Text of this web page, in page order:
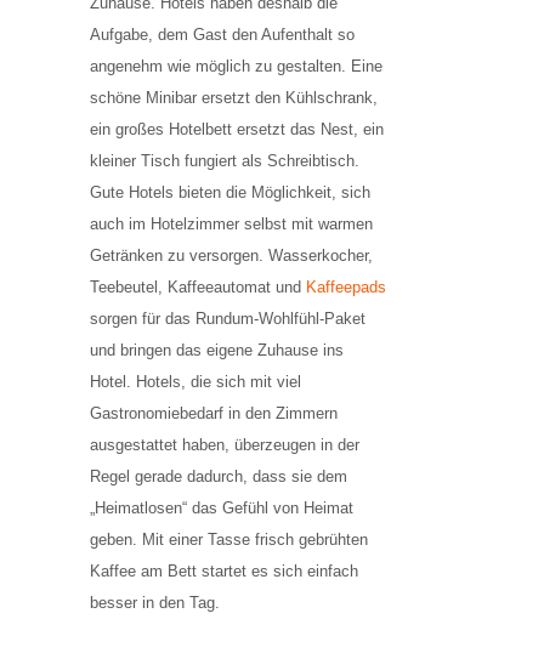
Aufgabe, dem Gast den Aufenthalt so
angenehm wie möglich zu gestalten. Eine
schöne Minibar ersetzt den Kühlschrank,
ein großes Hotelbett ersetzt das Nest, ein
kleiner Tisch fungiert als Schreibtisch.
Gute Hotels bieten die Möglichkeit, sich
auch im Hotelzimmer selbst mit warmen
Getränken zu versorgen. Wasserkocher,
Teebeutel, Kaffeeautomat und Kaffeepads
sorgen für das Rundum-Wohlfühl-Paket
und bringen das eigene Zuhause ins
Hotel. Hotels, die sich mit viel
Gastronomiebedarf in den Zimmern
ausgestattet haben, überzeugen in der
Regel gerade dadurch, dass sie dem
„Heimatlosen“ das Gefühl von Heimat
geben. Mit einer Tasse frisch gebrühten
Kaffee am Bett startet es sich einfach
besser in den Tag.